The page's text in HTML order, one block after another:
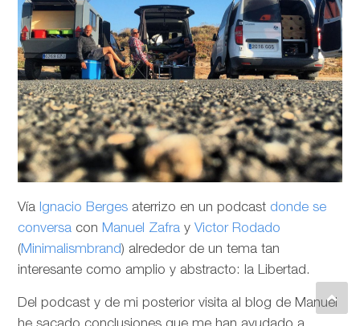
Vía Ignacio Berges aterrizo en un podcast donde se
conversa con Manuel Zafra y Victor Rodado
(Minimalismbrand) alrededor de un tema tan
interesante como amplio y abstracto: la Libertad.
Del podcast y de mi posterior visita al blog de Manuel